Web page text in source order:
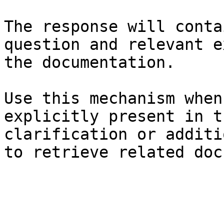
The response will
question and relevant
the documentation.
Use this mechanism
explicitly present in
clarification or